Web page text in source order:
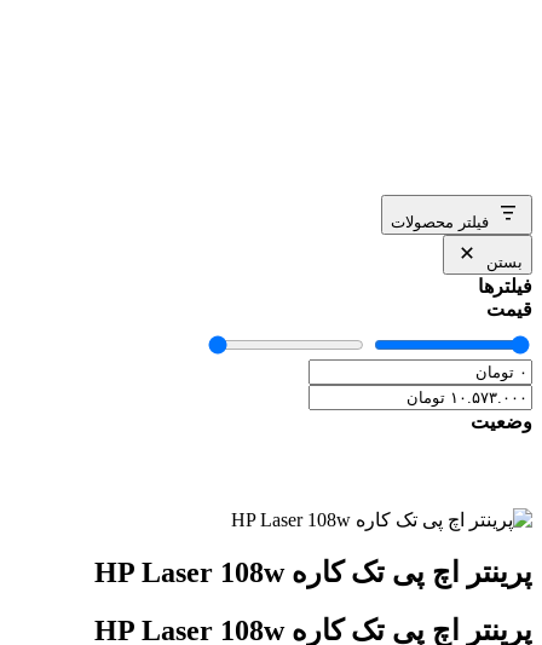
فیلتر محصولات
بستن
فیلترها
قیمت
وضعیت
پرینتر اچ پی تک کاره HP Laser 108w
پرینتر اچ پی تک کاره HP Laser 108w